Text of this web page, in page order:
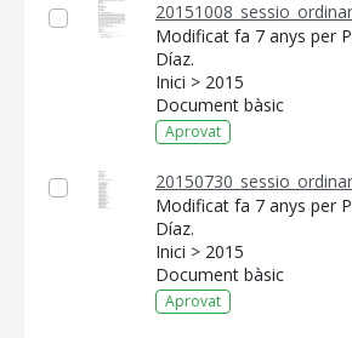
Modificat fa 7 anys per
Díaz.
Inici > 2015
Document bàsic
Aprovat
Modificat fa 7 anys per
Díaz.
Inici > 2015
Document bàsic
Aprovat